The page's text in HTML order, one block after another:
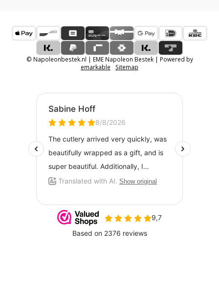
© Napoleonbestek.nl | EME Napoleon Bestek | Powered by
emarkable
Sitemap